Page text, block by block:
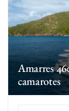
Amarres
camarotes